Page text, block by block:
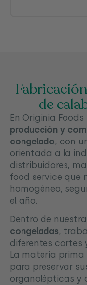
de
En Originia
producción y
congelado, con
orientada a la
distribuidores,
food service que
homogéneo,
el año.
Dentro de
congeladas,
diferentes cortes
La materia prima
para preservar
organolépticas y